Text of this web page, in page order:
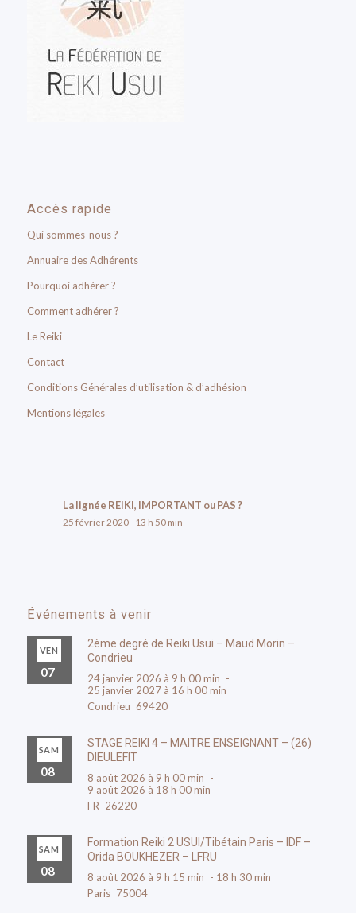
Accès rapide
Qui sommes-nous ?
Annuaire des Adhérents
Pourquoi adhérer ?
Comment adhérer ?
Le Reiki
Contact
Conditions Générales d’utilisation & d’adhésion
Mentions légales
La lignée REIKI, IMPORTANT ou PAS ?
25 février 2020 - 13 h 50 min
Événements à venir
VEN
07
2ème degré de Reiki Usui – Maud Morin –
Condrieu
24 janvier 2026 à 9 h 00 min -
25 janvier 2027 à 16 h 00 min
Condrieu 69420
SAM
08
STAGE REIKI 4 – MAITRE ENSEIGNANT – (26)
DIEULEFIT
8 août 2026 à 9 h 00 min -
9 août 2026 à 18 h 00 min
FR 26220
SAM
08
Formation Reiki 2 USUI/Tibétain Paris – IDF –
Orida BOUKHEZER – LFRU
8 août 2026 à 9 h 15 min - 18 h 30 min
Paris 75004